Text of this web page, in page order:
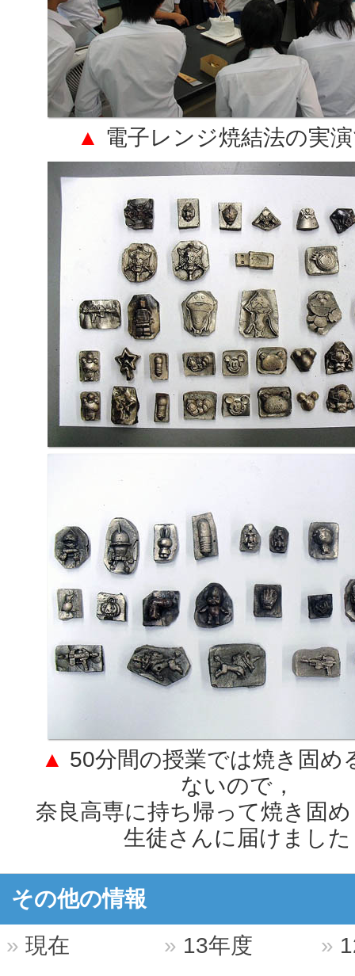
▲ 電子レンジ焼結法の実
▲ 50分間の授業では焼き固め
ないので，
奈良高専に持ち帰って焼き固
生徒さんに届けました
その他の情報
現在
13年度